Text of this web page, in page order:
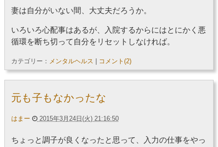
妻は自分がいない間、大丈夫だろうか。
いろいろ心配事はあるが、入院するからにはとにかく悪
循環を断ち切って自分をリセットしなければ。
カテゴリー： メンタルヘルス コメント(2)
元も子もなかったな
はまー 2015年3月24日(火) 21:16:50
ちょっと調子が良くなったと思って、入力の仕事をやっ